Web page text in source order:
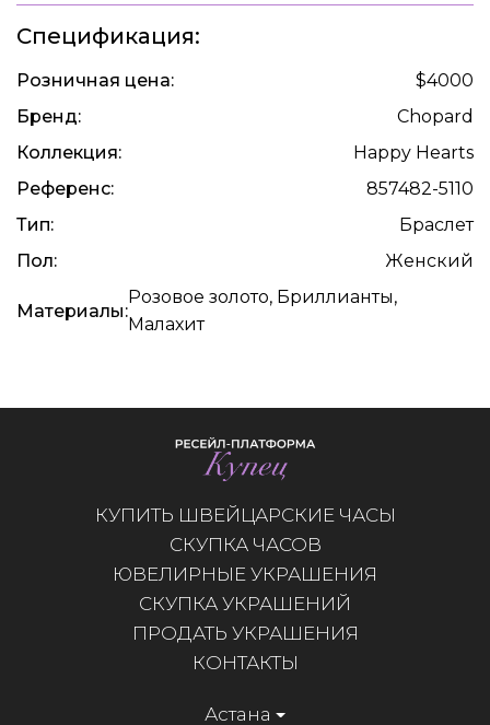
Спецификация:
Розничная цена:
$4000
Бренд:
Chopard
Коллекция:
Happy Hearts
Референс:
857482-5110
Тип:
Браслет
Пол:
Женский
Материалы:
Розовое золото, Бриллианты,
Малахит
КУПИТЬ ШВЕЙЦАРСКИЕ ЧАСЫ
СКУПКА ЧАСОВ
ЮВЕЛИРНЫЕ УКРАШЕНИЯ
СКУПКА УКРАШЕНИЙ
ПРОДАТЬ УКРАШЕНИЯ
КОНТАКТЫ
Астана